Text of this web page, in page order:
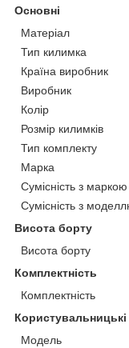
Основні
Матеріал
Тип килимка
Країна виробник
Виробник
Колір
Розмір килимків
Тип комплекту
Марка
Сумісність з маркою
Сумісність з
Висота борту
Висота борту
Комплектність
Комплектність
Модель